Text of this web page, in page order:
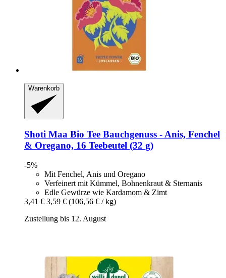
Warenkorb
Shoti Maa Bio Tee Bauchgenuss -​ Anis, Fenchel
& Oregano, 16 Teebeutel (32 g)
-5%
Mit Fenchel, Anis und Oregano
Verfeinert mit Kümmel, Bohnenkraut & Sternanis
Edle Gewürze wie Kardamom & Zimt
3,41 € 3,59 € (106,56 € / kg)
Zustellung bis 12. August